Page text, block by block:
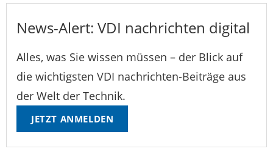
News-Alert: VDI nachrichten digital
Alles, was Sie wissen müssen – der Blick auf
die wichtigsten VDI nachrichten-Beiträge aus
der Welt der Technik.
JETZT ANMELDEN